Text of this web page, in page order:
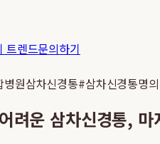
트렌드문의하기
병원삼차신경통#삼차신경통명
려운 삼차신경통,